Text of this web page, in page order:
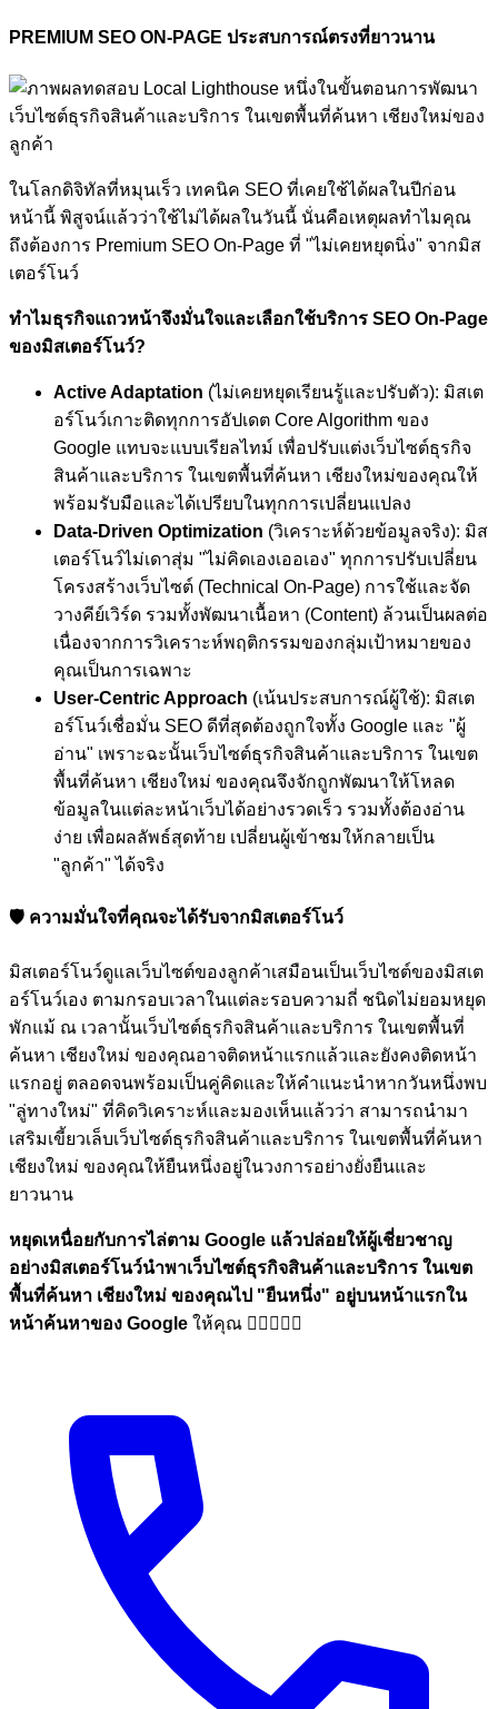
PREMIUM SEO ON-PAGE ประสบการณ์ตรงที่ยาวนาน
ในโลกดิจิทัลที่หมุนเร็ว เทคนิค SEO ที่เคยใช้ได้ผลในปีก่อน
หน้านี้ พิสูจน์แล้วว่าใช้ไม่ได้ผลในวันนี้ นั่นคือเหตุผลทำไมคุณ
ถึงต้องการ Premium SEO On-Page ที่ "ไม่เคยหยุดนิ่ง" จากมิส
เตอร์โนว์
ทำไมธุรกิจแถวหน้าจึงมั่นใจและเลือกใช้บริการ SEO On-Page
ของมิสเตอร์โนว์?
Active Adaptation (ไม่เคยหยุดเรียนรู้และปรับตัว): มิสเต
อร์โนว์เกาะติดทุกการอัปเดต Core Algorithm ของ
Google แทบจะแบบเรียลไทม์ เพื่อปรับแต่งเว็บไซต์ธุรกิจ
สินค้าและบริการ ในเขตพื้นที่ค้นหา เชียงใหม่ของคุณให้
พร้อมรับมือและได้เปรียบในทุกการเปลี่ยนแปลง
Data-Driven Optimization (วิเคราะห์ด้วยข้อมูลจริง): มิส
เตอร์โนว์ไม่เดาสุ่ม "ไม่คิดเองเออเอง" ทุกการปรับเปลี่ยน
โครงสร้างเว็บไซต์ (Technical On-Page) การใช้และจัด
วางคีย์เวิร์ด รวมทั้งพัฒนาเนื้อหา (Content) ล้วนเป็นผลต่อ
เนื่องจากการวิเคราะห์พฤติกรรมของกลุ่มเป้าหมายของ
คุณเป็นการเฉพาะ
User-Centric Approach (เน้นประสบการณ์ผู้ใช้): มิสเต
อร์โนว์เชื่อมั่น SEO ดีที่สุดต้องถูกใจทั้ง Google และ "ผู้
อ่าน" เพราะฉะนั้นเว็บไซต์ธุรกิจสินค้าและบริการ ในเขต
พื้นที่ค้นหา เชียงใหม่ ของคุณจึงจักถูกพัฒนาให้โหลด
ข้อมูลในแต่ละหน้าเว็บได้อย่างรวดเร็ว รวมทั้งต้องอ่าน
ง่าย เพื่อผลลัพธ์สุดท้าย เปลี่ยนผู้เข้าชมให้กลายเป็น
"ลูกค้า" ได้จริง
🛡️ ความมั่นใจที่คุณจะได้รับจากมิสเตอร์โนว์
มิสเตอร์โนว์ดูแลเว็บไซต์ของลูกค้าเสมือนเป็นเว็บไซต์ของมิสเต
อร์โนว์เอง ตามกรอบเวลาในแต่ละรอบความถี่ ชนิดไม่ยอมหยุด
พักแม้ ณ เวลานั้นเว็บไซต์ธุรกิจสินค้าและบริการ ในเขตพื้นที่
ค้นหา เชียงใหม่ ของคุณอาจติดหน้าแรกแล้วและยังคงติดหน้า
แรกอยู่ ตลอดจนพร้อมเป็นคู่คิดและให้คำแนะนำหากวันหนึ่งพบ
"ลู่ทางใหม่" ที่คิดวิเคราะห์และมองเห็นแล้วว่า สามารถนำมา
เสริมเขี้ยวเล็บเว็บไซต์ธุรกิจสินค้าและบริการ ในเขตพื้นที่ค้นหา
เชียงใหม่ ของคุณให้ยืนหนึ่งอยู่ในวงการอย่างยั่งยืนและ
ยาวนาน
หยุดเหนื่อยกับการไล่ตาม Google แล้วปล่อยให้ผู้เชี่ยวชาญ
อย่างมิสเตอร์โนว์นำพาเว็บไซต์ธุรกิจสินค้าและบริการ ในเขต
พื้นที่ค้นหา เชียงใหม่ ของคุณไป "ยืนหนึ่ง" อยู่บนหน้าแรกใน
หน้าค้นหาของ Google ให้คุณ 🏋🏼💪🏼🎉